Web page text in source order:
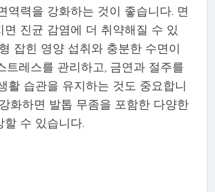
역력을 강화하는 것이 좋습니다. 면
면 진균 감염에 더 취약해질 수 있
잡힌 영양 섭취와 충분한 수면이
트레스를 관리하고, 금연과 절주를
활 습관을 유지하는 것도 중요합니
화하면 발톱 무좀을 포함한 다양한
할 수 있습니다.